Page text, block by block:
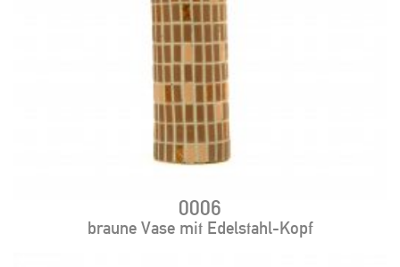
0006
braune Vase mit Edelstahl-Kopf